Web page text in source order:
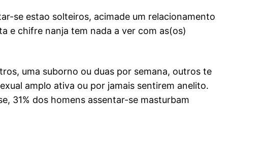
se estao solteiros, acimade um relacionamento
e chifre nanja tem nada a ver com as(os)
uma suborno ou duas por semana, outros te
amplo ativa ou por jamais sentirem anelito.
31% dos homens assentar-se masturbam